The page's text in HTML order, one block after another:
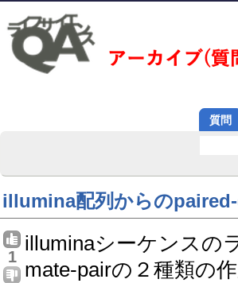
質問
illumina配列からの
1
illuminaシーケンスの
mate-pairの２種類の